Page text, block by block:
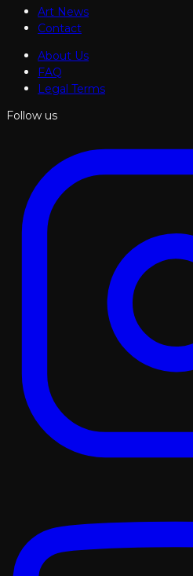
Art News
Contact
About Us
FAQ
Legal Terms
Follow us